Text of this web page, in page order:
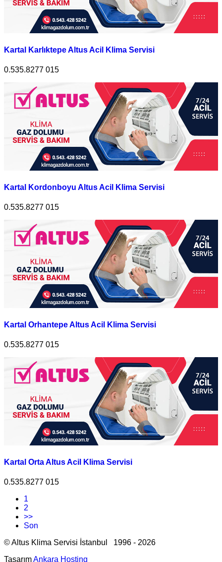
Kartal Karlıktepe Altus Acil Klima Servisi
0.535.8277 015
Kartal Kordonboyu Altus Acil Klima Servisi
0.535.8277 015
Kartal Orhantepe Altus Acil Klima Servisi
0.535.8277 015
Kartal Orta Altus Acil Klima Servisi
0.535.8277 015
1
2
>>
Son
© Altus Klima Servisi İstanbul 1996 - 2026
TasarımAnkara Hosting